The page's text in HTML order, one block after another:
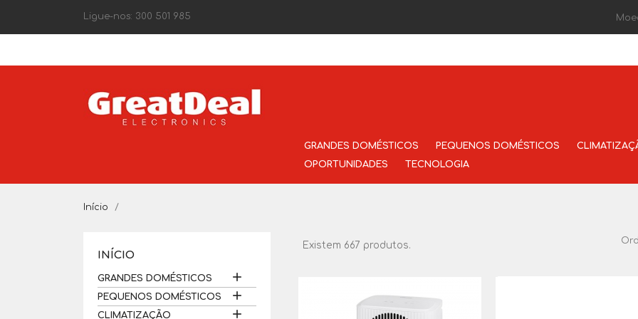
Ligue-nos: 300 501 985
GRANDES DOMÉSTICOS PEQUENOS DOMÉSTICOS
OPORTUNIDADES
TECNOLOGIA
Início
INÍCIO
GRANDES DOMÉSTICOS 
PEQUENOS DOMÉSTICOS 
CLIMATIZAÇÃO 
Existem 667 produtos.